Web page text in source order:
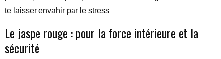
te laisser envahir par le stress.
Le jaspe rouge : pour la force intérieure et la
sécurité